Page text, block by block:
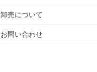
卸売について
お問い合わせ